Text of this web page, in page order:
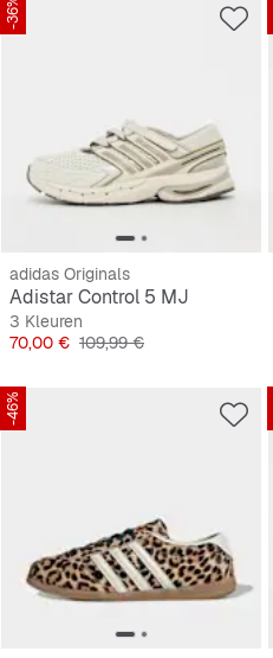
-36%
adidas Originals
Adistar Control 5 MJ
3 Kleuren
Prijs
70,00 € Originele Prijs
109,99 €
-46%